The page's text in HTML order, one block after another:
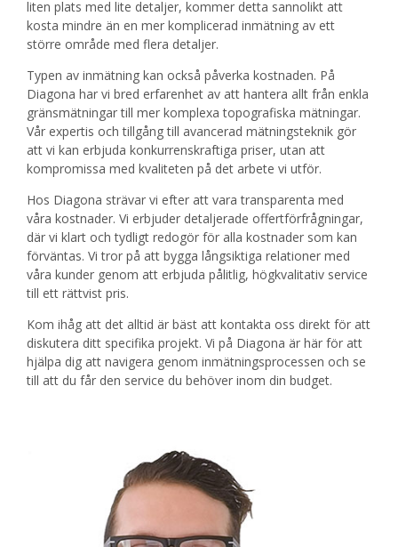
liten plats med lite detaljer, kommer detta sannolikt att
kosta mindre än en mer komplicerad inmätning av ett
större område med flera detaljer.
Typen av inmätning kan också påverka kostnaden. På
Diagona har vi bred erfarenhet av att hantera allt från enkla
gränsmätningar till mer komplexa topografiska mätningar.
Vår expertis och tillgång till avancerad mätningsteknik gör
att vi kan erbjuda konkurrenskraftiga priser, utan att
kompromissa med kvaliteten på det arbete vi utför.
Hos Diagona strävar vi efter att vara transparenta med
våra kostnader. Vi erbjuder detaljerade offertförfrågningar,
där vi klart och tydligt redogör för alla kostnader som kan
förväntas. Vi tror på att bygga långsiktiga relationer med
våra kunder genom att erbjuda pålitlig, högkvalitativ service
till ett rättvist pris.
Kom ihåg att det alltid är bäst att kontakta oss direkt för att
diskutera ditt specifika projekt. Vi på Diagona är här för att
hjälpa dig att navigera genom inmätningsprocessen och se
till att du får den service du behöver inom din budget.